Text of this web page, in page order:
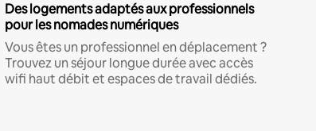
Des logements adaptés aux professionnels
pour les nomades numériques
Vous êtes un professionnel en déplacement ?
Trouvez un séjour longue durée avec accès
wifi haut débit et espaces de travail dédiés.